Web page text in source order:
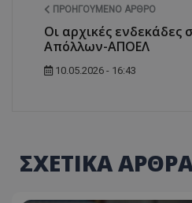
ΠΡΟΗΓΟΎΜΕΝΟ ΆΡΘΡΟ
Οι αρχικές ενδεκάδες
Απόλλων-ΑΠΟΕΛ
10.05.2026 - 16:43
ΣΧΕΤΙΚΑ